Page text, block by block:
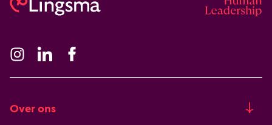
Over ons